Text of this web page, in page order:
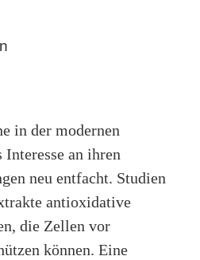
in der modernen
Interesse an ihren
neu entfacht. Studien
antioxidative
die Zellen vor
können. Eine